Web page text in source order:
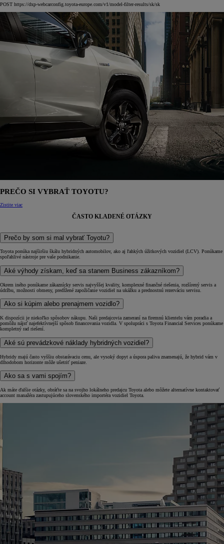
POST https://dxp-webcarconfig.toyota-europe.com/v1/model-filter-results/sk/sk
PREČO SI VYBRAŤ TOYOTU?
Zistite viac
ČASTO KLADENÉ OTÁZKY
Prečo by som si mal vybrať Toyotu?
Toyota ponúka najširšiu škálu hybridných automobilov, ako aj ľahkých úžitkových vozidiel (LCV). Ponúkame
spoľahlivé nástroje pre vaše podnikanie.
Aké výhody získam, keď sa stanem Business zákazníkom?
Okrem iného ponúkame zákaznícky servis najvyššej kvality, komplexné finančné riešenia, rozšírený servis a
údržbu, možnosti obmeny, predĺžené zapožičanie vozidiel na ukážku a prednostnú rezerváciu servisu.
Ako si kúpim alebo prenajmem vozidlo?
K dispozícii je niekoľko spôsobov nákupu. Naši predajcovia zameraní na firemnú klientelu vám poradia a
pomôžu nájsť najefektívnejší spôsob financovania vozidla. V spolupráci s Toyota Financial Services ponúkame
kompletný rad riešení.
Aké sú prevádzkové náklady hybridných vozidiel?
Hybridy majú často vyššiu obstarávaciu cenu, ale vysoký dopyt a úspora paliva znamenajú, že hybrid vám v
dlhodobom horizonte môže ušetriť peniaze.
Ako sa s vami spojím?
Ak máte ďalšie otázky, obráťte sa na svojho lokálneho predajcu Toyota alebo môžete alternatívne kontaktovať
account manažéra zastupujúceho slovenského importéra vozidiel Toyota.